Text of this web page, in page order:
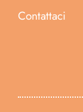
Contattaci